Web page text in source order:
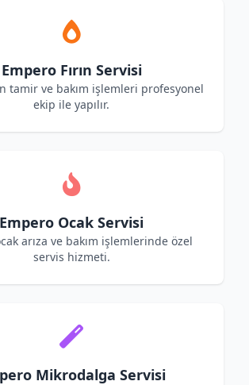
Empero Fırın Servisi
tamir ve bakım işlemleri profesyonel
ekip ile yapılır.
Empero Ocak Servisi
arıza ve bakım işlemlerinde özel
servis hizmeti.
Mikrodalga Servisi